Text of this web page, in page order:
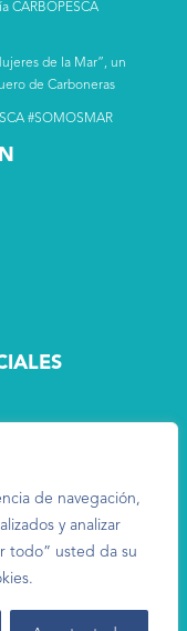
de navegación,
y analizar
todo” usted da su
CARBOPESCA
de la Mar”, un
de Carboneras
#SOMOSMAR
reservado -